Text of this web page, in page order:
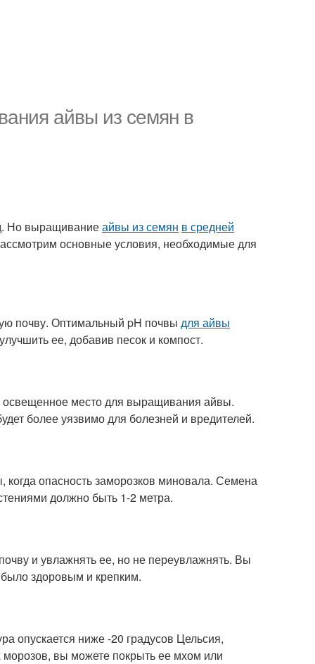
айвы из семян в
Но выращиваниеайвы из семян в средней
основные условия, необходимые для
почву. Оптимальный pH почвы для айвы
ее, добавив песок и компост.
место для выращивания айвы.
более уязвимо для болезней и вредителей.
опасность заморозков миновала. Семена
должно быть 1-2 метра.
и увлажнять ее, но не переувлажнять. Вы
здоровым и крепким.
опускается ниже -20 градусов Цельсия,
вы можете покрыть ее мхом или